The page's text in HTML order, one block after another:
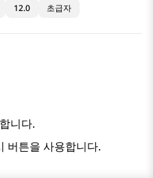
12.0 초급자
니다.
버튼을 사용합니다.